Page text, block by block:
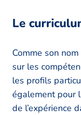
Le
Comme son
sur les
les profils
également pour
de l’expérience